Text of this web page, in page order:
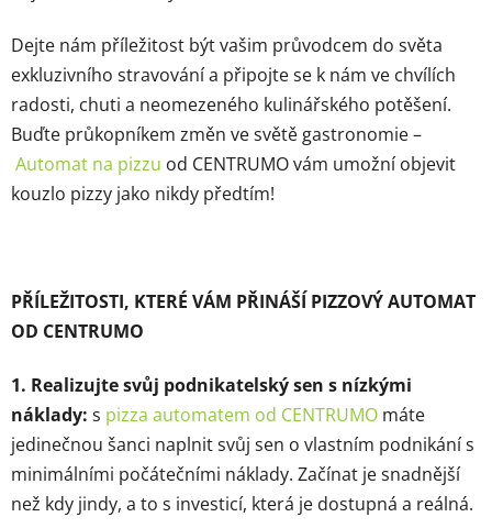
Dejte nám příležitost být vašim průvodcem do světa
exkluzivního stravování a připojte se k nám ve chvílích
radosti, chuti a neomezeného kulinářského potěšení.
Buďte průkopníkem změn ve světě gastronomie –
Automat na pizzu od CENTRUMO vám umožní objevit
kouzlo pizzy jako nikdy předtím!
PŘÍLEŽITOSTI, KTERÉ VÁM PŘINÁŠÍ PIZZOVÝ AUTOMAT
OD CENTRUMO
1. Realizujte svůj podnikatelský sen s nízkými
náklady: s pizza automatem od CENTRUMO máte
jedinečnou šanci naplnit svůj sen o vlastním podnikání s
minimálními počátečními náklady. Začínat je snadnější
než kdy jindy, a to s investicí, která je dostupná a reálná.